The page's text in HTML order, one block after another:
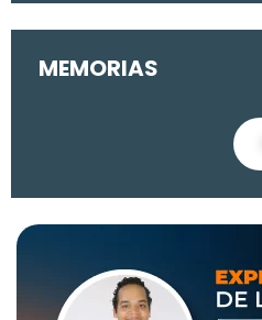
MEMORIAS